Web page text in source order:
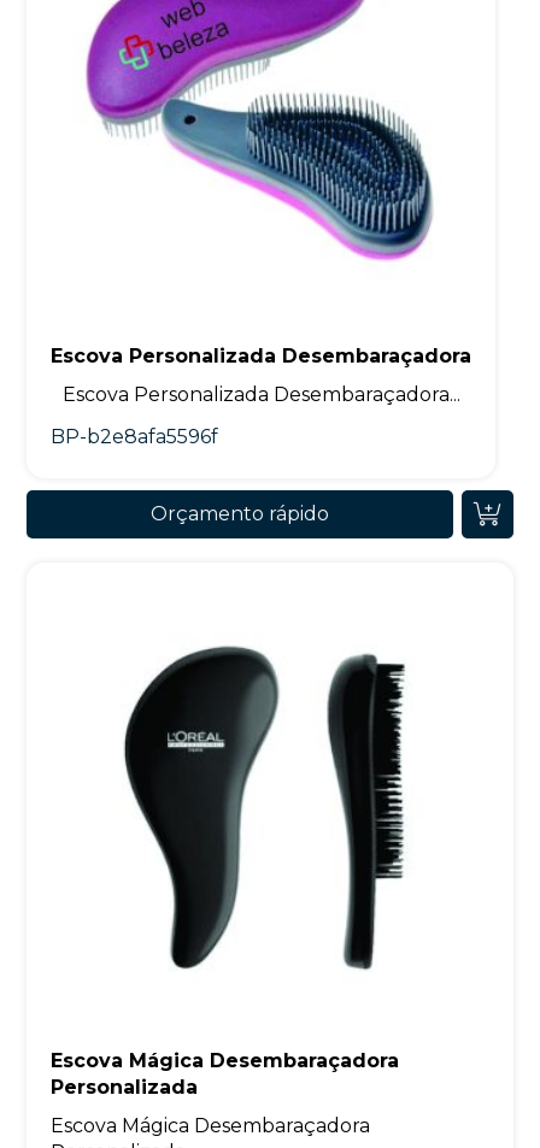
Escova Personalizada Desembaraçadora
Escova Personalizada Desembaraçadora...
BP-b2e8afa5596f
Orçamento rápido
Escova Mágica Desembaraçadora
Personalizada
Escova Mágica Desembaraçadora